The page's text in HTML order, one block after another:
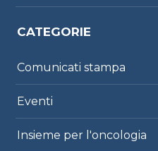
CATEGORIE
Comunicati stampa
Eventi
Insieme per l'oncologia